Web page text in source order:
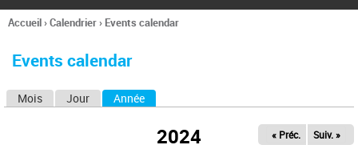
l
h
e
Vous
ici
Accueil›Calendrier› Events calendar
Events calendar
Mois Jour Année
2024 « Préc. Suiv. »